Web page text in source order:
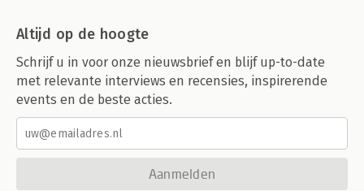
Altijd op de hoogte
Schrijf u in voor onze nieuwsbrief en blijf up-to-date
met relevante interviews en recensies, inspirerende
events en de beste acties.
Aanmelden